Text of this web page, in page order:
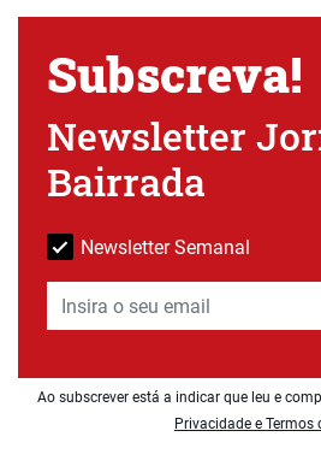
Subscreva!
Newsletter
Bairrada
Newsletter Semanal
Ao subscrever está a indicar que leu e
Privacidade e Termos